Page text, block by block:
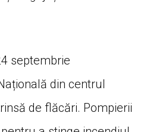
septembrie
din centrul
de flăcări. Pompierii